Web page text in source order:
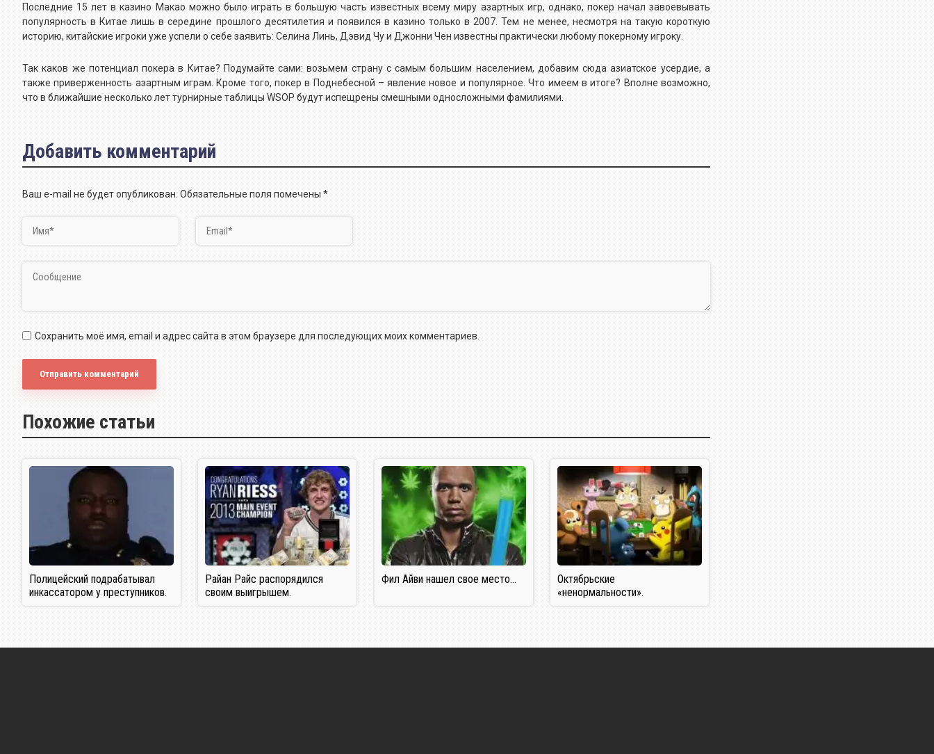
Последние 15 лет в казино Макао можно было играть в большую часть известных всему миру азартных игр, однако, покер начал завоевывать
популярность в Китае лишь в середине прошлого десятилетия и появился в казино только в 2007. Тем не менее, несмотря на такую короткую
историю, китайские игроки уже успели о себе заявить: Селина Линь, Дэвид Чу и Джонни Чен известны практически любому покерному игроку.
Так каков же потенциал покера в Китае? Подумайте сами: возьмем страну с самым большим населением, добавим сюда азиатское усердие, а
также приверженность азартным играм. Кроме того, покер в Поднебесной – явление новое и популярное. Что имеем в итоге? Вполне возможно,
что в ближайшие несколько лет турнирные таблицы WSOP будут испещрены смешными односложными фамилиями.
Добавить комментарий
Ваш e-mail не будет опубликован. Обязательные поля помечены *
Сохранить моё имя, email и адрес сайта в этом браузере для последующих моих комментариев.
Похожие статьи
Полицейский подрабатывал
инкассатором у преступников.
Райан Райс распорядился
своим выигрышем.
Фил Айви нашел свое место…
Октябрьские
«ненормальности».